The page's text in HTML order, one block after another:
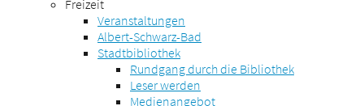
Freizeit
Veranstaltungen
Albert-Schwarz-Bad
Stadtbibliothek
Rundgang durch die Bibliothek
Leser werden
Medienangebot